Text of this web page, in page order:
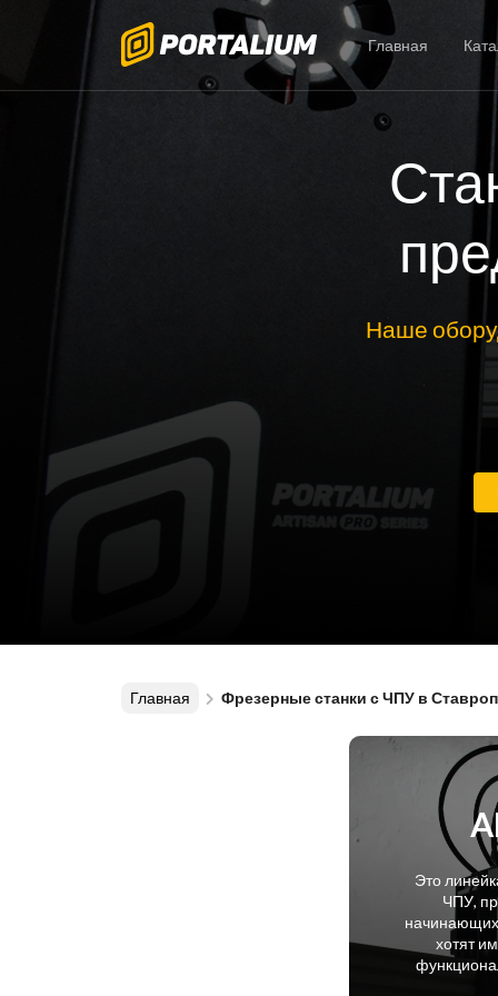
Главная
Наше
Главная Фрезерные станки с ЧПУ в
Это
ЧПУ,
начинающих
хотят